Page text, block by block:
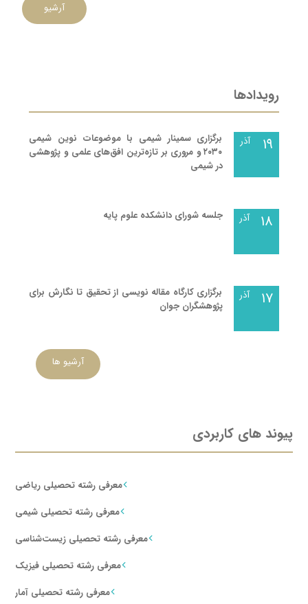
آرشیو
رویدادها
۱۹ آذر
برگزاری سمینار شیمی با موضوعات نوین شیمی
۲۰۳۰ و مروری بر تازه‌ترین افق‌های علمی و پژوهشی
در شیمی
۱۸ آذر جلسه شورای دانشکده علوم پایه
۱۷ آذر
برگزاری کارگاه مقاله نویسی از تحقیق تا نگارش برای
پژوهشگران جوان
آرشیو ها
پیوند های کاربردی
معرفی رشته تحصیلی ریاضی
معرفی رشته تحصیلی شیمی
معرفی رشته تحصیلی زیست‌شناسی
معرفی رشته تحصیلی فیزیک
معرفی رشته تحصیلی آمار